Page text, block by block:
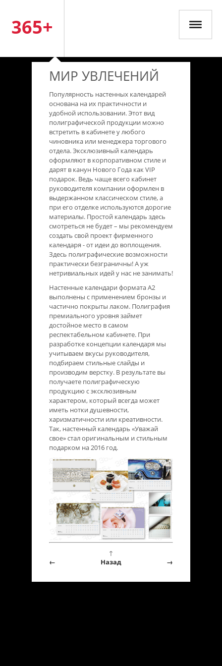
365+
МИР УВЛЕЧЕНИЙ
Популярность настенных календарей
основана на их практичности и
удобной использовании. Этот вид
полиграфической продукции можно
встретить в кабинете у любого
чиновника или менеджера торгового
отдела. Эксклюзивный календарь
оформляют в корпоративном стиле и
дарят в канун Нового Года как VIP
подарок. Ведь чаще всего кабинет
руководителя компании оформлен в
выдержанном классическом стиле, а
при его отделке используются дорогие
материалы. Простой календарь здесь
смотреться не будет – мы рекомендуем
создать свой проект фирменного
календаря - от идеи до воплощения.
Здесь полиграфические возможности
практически безграничны! А уж
нетривиальных идей у нас не занимать!
Настенные календари формата А2
выполнены с применением бронзы и
частично покрыты лаком. Полиграфия
премиального уровня займет
достойное место в самом
респектабельном кабинете. При
разработке концепции календаря мы
учитываем вкусы руководителя,
подбираем стильные слайды и
производим верстку. В результате вы
получаете полиграфическую
продукцию с эксклюзивным
характером, который всегда может
иметь нотки душевности,
харизматичности или креативности.
Так, настенный календарь «Уважай
свое» стал оригинальным и стильным
подарком на 2016 год.
←
↑
Назад
→